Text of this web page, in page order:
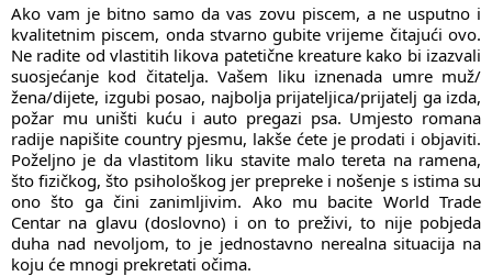
Ako vam je bitno samo da vas zovu piscem, a ne usputno i
kvalitetnim piscem, onda stvarno gubite vrijeme čitajući ovo.
Ne radite od vlastitih likova patetične kreature kako bi izazvali
suosjećanje kod čitatelja. Vašem liku iznenada umre muž/
žena/dijete, izgubi posao, najbolja prijateljica/prijatelj ga izda,
požar mu uništi kuću i auto pregazi psa. Umjesto romana
radije napišite country pjesmu, lakše ćete je prodati i objaviti.
Poželjno je da vlastitom liku stavite malo tereta na ramena,
što fizičkog, što psihološkog jer prepreke i nošenje s istima su
ono što ga čini zanimljivim. Ako mu bacite World Trade
Centar na glavu (doslovno) i on to preživi, to nije pobjeda
duha nad nevoljom, to je jednostavno nerealna situacija na
koju će mnogi prekretati očima.